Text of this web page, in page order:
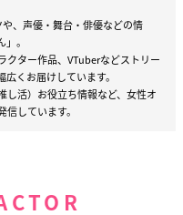
、声優・舞台・俳優などの情
。
クター作品、VTuberなどストリー
くお届けしています。
し活）お役立ち情報など、女性オ
しています。